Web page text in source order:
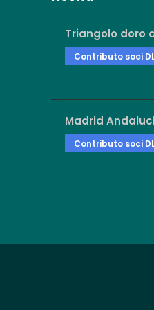
Triangolo doro
Contributo soci
Madrid
Contributo soci